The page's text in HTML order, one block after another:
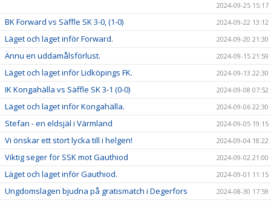
2024-09-25 15:17
BK Forward vs Säffle SK 3-0, (1-0) 2024-09-22 13:12
Läget och laget inför Forward. 2024-09-20 21:30
Ännu en uddamålsförlust. 2024-09-15 21:59
Läget och laget inför Lidköpings FK. 2024-09-13 22:30
IK Kongahälla vs Säffle SK 3-1 (0-0) 2024-09-08 07:52
Läget och laget inför Kongahälla. 2024-09-06 22:30
Stefan - en eldsjäl i Värmland 2024-09-05 19:15
Vi önskar ett stort lycka till i helgen! 2024-09-04 18:22
Viktig seger för SSK mot Gauthiod 2024-09-02 21:00
Läget och laget inför Gauthiod. 2024-09-01 11:15
Ungdomslagen bjudna på gratismatch i Degerfors
2024-08-30 17:59